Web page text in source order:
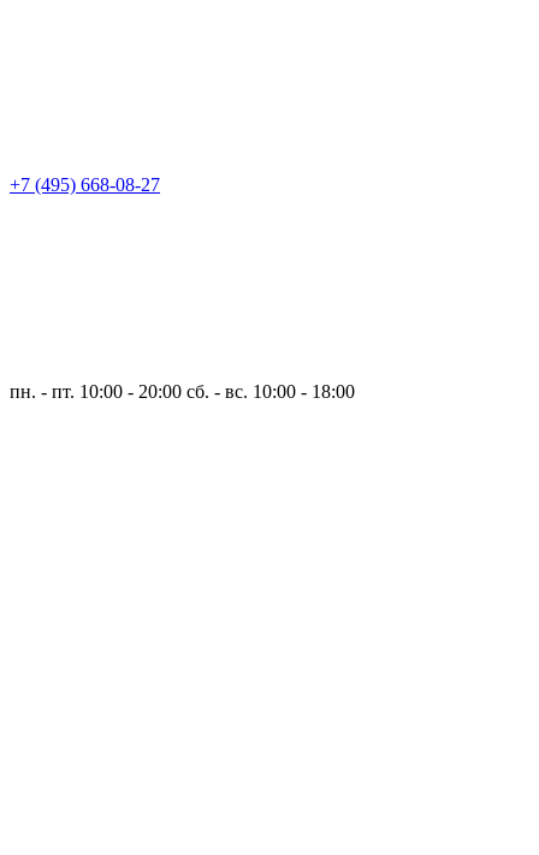
+7 (495) 668-08-27
пн. - пт. 10:00 - 20:00 сб. - вс. 10:00 - 18:00